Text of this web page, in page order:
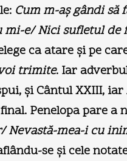
Cum m-aş gândi să
mi-e/ Nici sufletul de
ca atare şi pe
trimite. Iar
şi Cântul XXIII,
Penelopa pare a
Nevastă-mea-i cu
se şi cele